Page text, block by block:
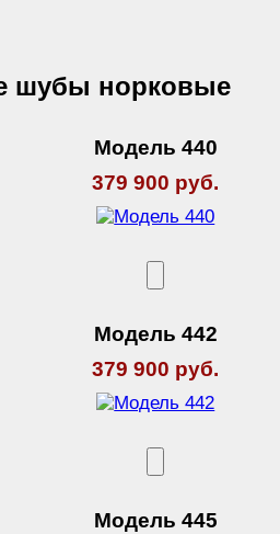
шубы норковые
Модель 440
379 900 руб.
Модель 442
379 900 руб.
Модель 445